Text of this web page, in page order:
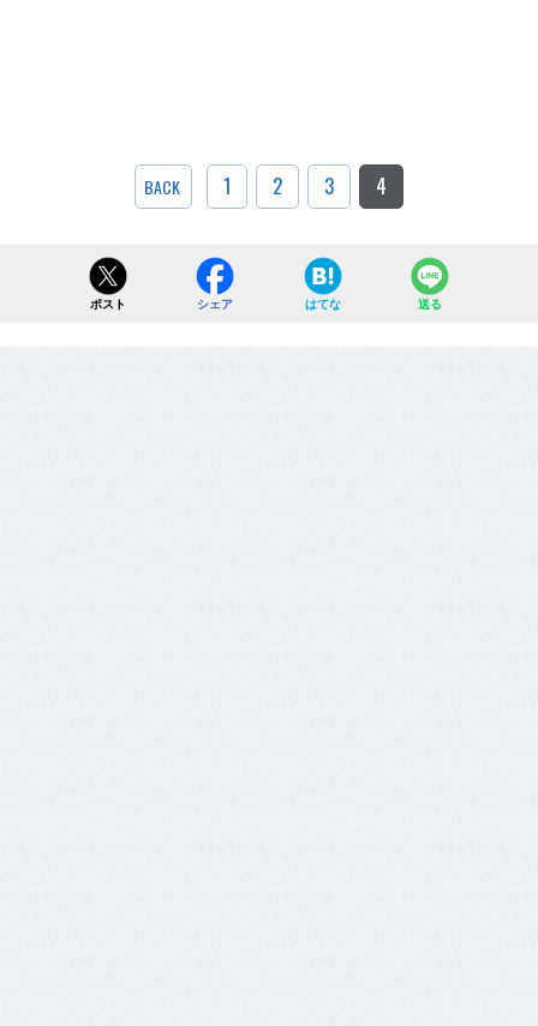
BACK 1 2 3 4
ポスト シェア はてな 送る